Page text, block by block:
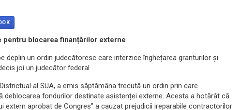
blocarea finanțărilor externe
deplin un ordin judecătoresc care interzice înghețarea granturilor și
joi un judecător federal.
al SUA, a emis săptămâna trecută un ordin prin care
deblocarea fondurilor destinate asistenței externe. Acesta a hotărât că
extern aprobat de Congres” a cauzat prejudicii ireparabile contractorilor